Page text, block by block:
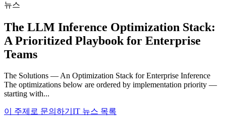
뉴스
The LLM Inference Optimization Stack:
A Prioritized Playbook for Enterprise
Teams
The Solutions — An Optimization Stack for Enterprise Inference
The optimizations below are ordered by implementation priority —
starting with...
이 주제로 문의하기 IT 뉴스 목록